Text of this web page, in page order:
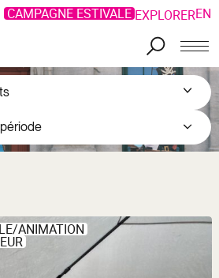
CAMPAGNE ESTIVALE EXPLOREREN
ANIMATION